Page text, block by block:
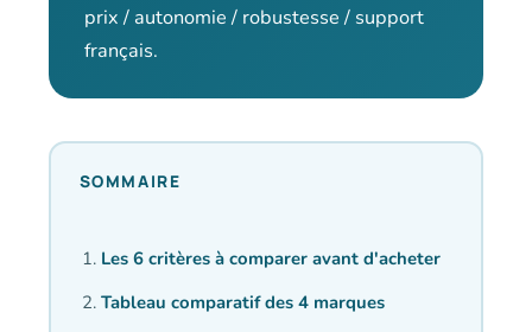
prix / autonomie / robustesse / support
français.
SOMMAIRE
Les 6 critères à comparer avant d'acheter
Tableau comparatif des 4 marques